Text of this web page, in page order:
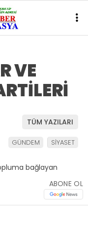
VE
TÜM YAZILARI
GÜNDEM SİYASET
ABONE OL